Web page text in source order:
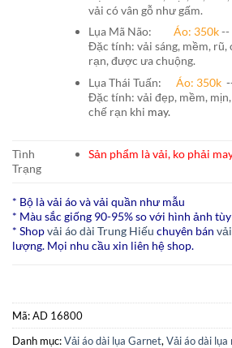
vải có vân gỗ như gấm.
Lụa Mã Não: Áo: 350k--
Đặc tính: vải sáng, mềm, rũ,
rạn, được ưa chuộng.
Lụa Thái Tuấn: Áo: 350k
Đặc tính: vải đẹp, mềm,
chế rạn khi may.
Tình
Trạng
Sản phẩm là vải, ko phải
* Bộ là vải áo và vải quần như mẫu
* Màu sắc giống 90-95% so với hình ảnh
* Shopvải áo dài Trung Hiếu chuyên bán
lượng. Mọi nhu cầu xin liên hệ shop.
Mã:AD 16800
Danh mục:Vải áo dài lụa Garnet, Vải áo dài lụa